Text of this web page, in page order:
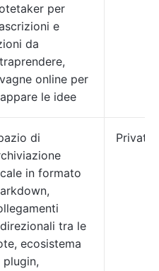
per
e
da
online per
le idee
di
in formato
tra le
ecosistema
plugin,
Privati